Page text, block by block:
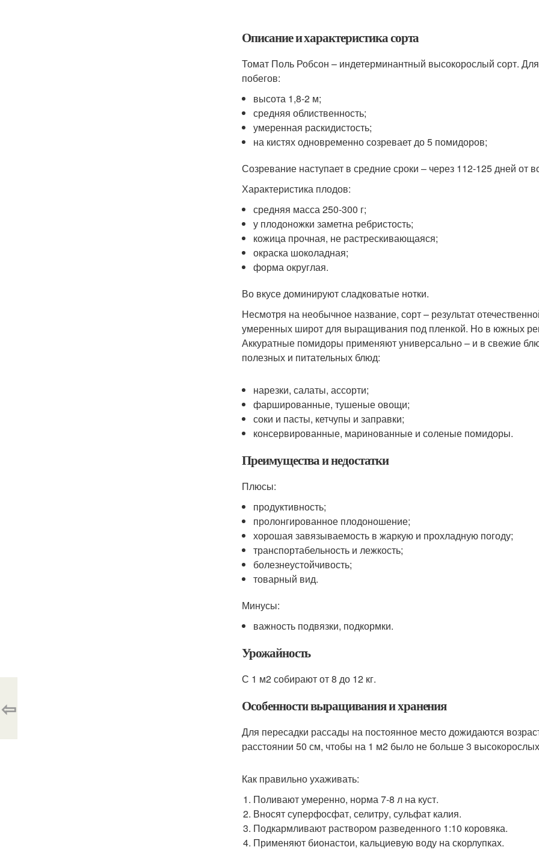
Описание и характеристика сорта
Томат Поль Робсон – индетерминантный высокорослый сорт.
побегов:
высота 1,8-2 м;
средняя облиственность;
умеренная раскидистость;
на кистях одновременно созревает до 5 помидоров;
Созревание наступает в средние сроки – через 112-125 дней от
Характеристика плодов:
средняя масса 250-300 г;
у плодоножки заметна ребристость;
кожица прочная, не растрескивающаяся;
окраска шоколадная;
форма округлая.
Во вкусе доминируют сладковатые нотки.
Несмотря на необычное название, сорт – результат
умеренных широт для выращивания под пленкой. Но в южных
Аккуратные помидоры применяют универсально – и в свежие
полезных и питательных блюд:
нарезки, салаты, ассорти;
фаршированные, тушеные овощи;
соки и пасты, кетчупы и заправки;
консервированные, маринованные и соленые помидоры.
Преимущества и недостатки
Плюсы:
продуктивность;
пролонгированное плодоношение;
хорошая завязываемость в жаркую и прохладную погоду;
транспортабельность и лежкость;
болезнеустойчивость;
товарный вид.
Минусы:
важность подвязки, подкормки.
Урожайность
С 1 м2 собирают от 8 до 12 кг.
Особенности выращивания и хранения
Для пересадки рассады на постоянное место дожидаются
расстоянии 50 см, чтобы на 1 м2 было не больше 3
Как правильно ухаживать:
Поливают умеренно, норма 7-8 л на куст.
Вносят суперфосфат, селитру, сульфат калия.
Подкармливают раствором разведенного 1:10 коровяка.
Применяют бионастои, кальциевую воду на скорлупках.
⇦